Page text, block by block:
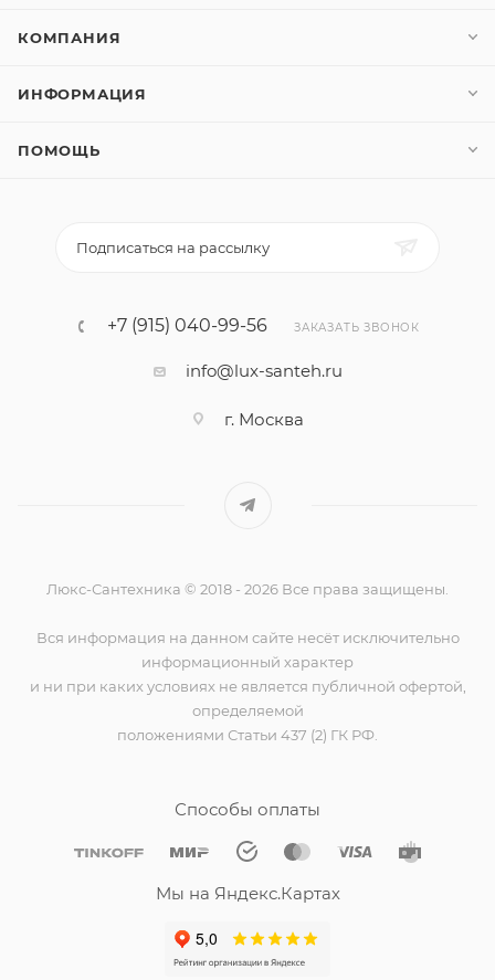
КОМПАНИЯ
ИНФОРМАЦИЯ
ПОМОЩЬ
Подписаться на рассылку
+7 (915) 040-99-56 ЗАКАЗАТЬ ЗВОНОК
info@lux-santeh.ru
г. Москва
Люкс-Сантехника © 2018 - 2026 Все права защищены.
Вся информация на данном сайте несёт исключительно
информационный характер
и ни при каких условиях не является публичной офертой,
определяемой
положениями Статьи 437 (2) ГК РФ.
Способы оплаты
Мы на Яндекс.Картах